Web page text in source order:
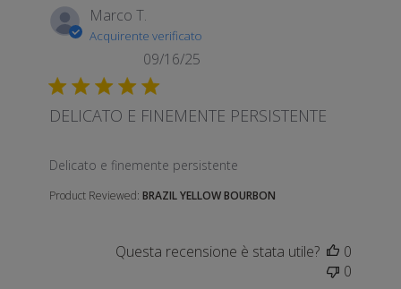
Marco T.
Acquirente verificato
DELICATO E FINEMENTE PERSISTENTE
Delicato e finemente persistente
read more about review content
Product Reviewed: BRAZIL YELLOW BOURBON
09/16/25
Questa recensione è stata utile?
0
0